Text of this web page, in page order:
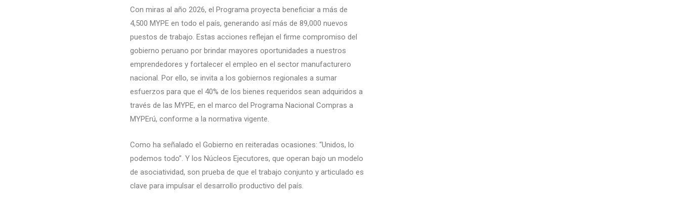
Con miras al año 2026, el Programa proyecta beneficiar a más de
4,500 MYPE en todo el país, generando así más de 89,000 nuevos
puestos de trabajo. Estas acciones reflejan el firme compromiso del
gobierno peruano por brindar mayores oportunidades a nuestros
emprendedores y fortalecer el empleo en el sector manufacturero
nacional. Por ello, se invita a los gobiernos regionales a sumar
esfuerzos para que el 40% de los bienes requeridos sean adquiridos a
través de las MYPE, en el marco del Programa Nacional Compras a
MYPErú, conforme a la normativa vigente.
Como ha señalado el Gobierno en reiteradas ocasiones: “Unidos, lo
podemos todo”. Y los Núcleos Ejecutores, que operan bajo un modelo
de asociatividad, son prueba de que el trabajo conjunto y articulado es
clave para impulsar el desarrollo productivo del país.